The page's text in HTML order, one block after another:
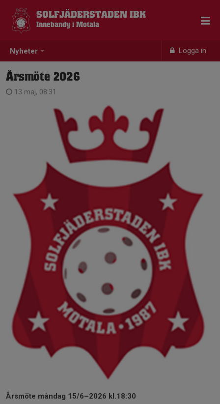
Nyheter Logga in
SOLFJÄDERSTADEN IBK
Innebandy i Motala
Årsmöte 2026
13 maj, 08:31
Årsmöte måndag 15/6–2026 kl.18:30